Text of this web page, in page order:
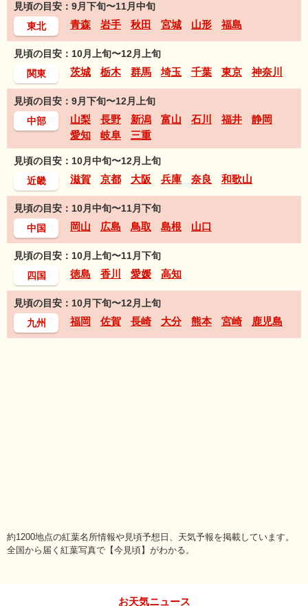
見頃の目安：9月下旬〜11月中旬
東北
青森 岩手 秋田 宮城 山形 福島
見頃の目安：10月上旬〜12月上旬
関東
茨城 栃木 群馬 埼玉 千葉 東京 神奈川
見頃の目安：9月下旬〜12月上旬
中部
山梨 長野 新潟 富山 石川 福井
静岡
愛知
岐阜 三重
見頃の目安：10月中旬〜12月上旬
近畿
滋賀 京都 大阪 兵庫 奈良 和歌山
見頃の目安：10月中旬〜11月下旬
中国
岡山 広島 鳥取 島根 山口
見頃の目安：10月上旬〜11月下旬
四国
徳島 香川 愛媛 高知
見頃の目安：10月下旬〜12月上旬
九州
福岡 佐賀 長崎 大分 熊本 宮崎 鹿児島
約1200地点の紅葉名所情報や見頃予想日、天気予報を掲載しています。
全国から届く紅葉写真で【今見頃】がわかる。
お天気ニュース